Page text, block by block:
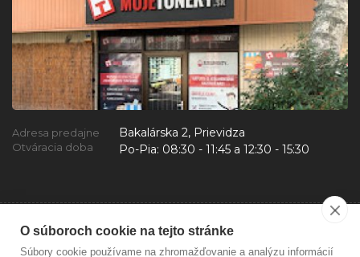
O súboroch cookie na tejto stránke
Súbory cookie používame na zhromažďovanie a analýzu informácií
Adresa predajne Bakalárska 2, Prievidza
Otváracia doba Po-Pia: 08:30 - 11:45 a 12:30 - 15:30